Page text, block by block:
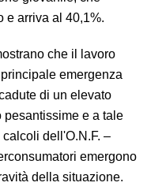
e arriva al 40,1%.
che il lavoro
emergenza
di un elevato
e a tale
dell'O.N.F. –
emergono
della situazione.